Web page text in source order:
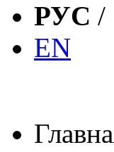
РУС /
EN